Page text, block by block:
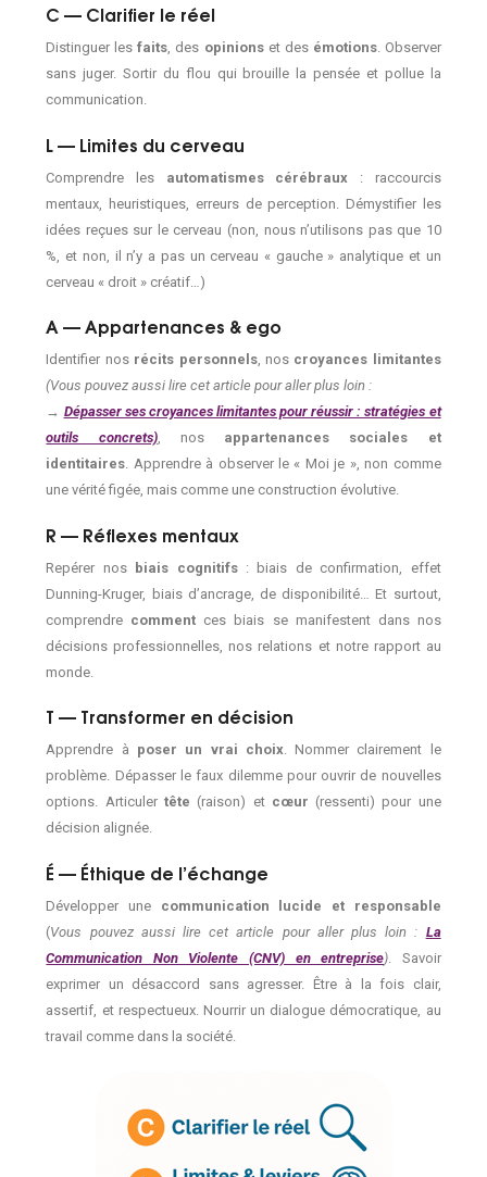
C — Clarifier le réel
Distinguer lesfaits, des opinionset des émotions. Observer
sans juger. Sortir du flou qui brouille la pensée et pollue la
communication.
L — Limites du cerveau
Comprendre les automatismes cérébraux : raccourcis
mentaux, heuristiques, erreurs de perception. Démystifier les
idées reçues sur le cerveau (non, nous n’utilisons pas que 10
%, et non, il n’y a pas un cerveau « gauche » analytique et un
cerveau « droit » créatif…)
A — Appartenances & ego
Identifier nos récits personnels, nos croyances limitantes
(Vous pouvez aussi lire cet article pour aller plus loin :
→ Dépasser ses croyances limitantes pour réussir : stratégies et
outils concrets), nos appartenances sociales et
identitaires. Apprendre à observer le « Moi je », non comme
une vérité figée, mais comme une construction évolutive.
R — Réflexes mentaux
Repérer nos biais cognitifs: biais de confirmation, effet
Dunning-Kruger, biais d’ancrage, de disponibilité… Et surtout,
comprendre comment ces biais se manifestent dans nos
décisions professionnelles, nos relations et notre rapport au
monde.
T — Transformer en décision
Apprendre à poser un vrai choix. Nommer clairement le
problème. Dépasser le faux dilemme pour ouvrir de nouvelles
options. Articuler tête (raison) et cœur (ressenti) pour une
décision alignée.
É — Éthique de l’échange
Développer une communication lucide et responsable
(Vous pouvez aussi lire cet article pour aller plus loin : La
Communication Non Violente (CNV) en entreprise) . Savoir
exprimer un désaccord sans agresser. Être à la fois clair,
assertif, et respectueux. Nourrir un dialogue démocratique, au
travail comme dans la société.